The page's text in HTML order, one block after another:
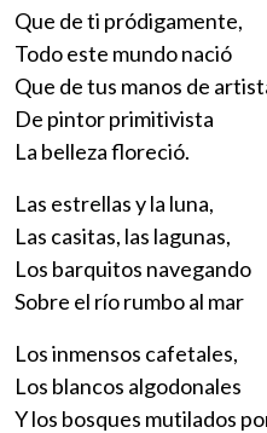
Que de ti pródigamente,
Todo este mundo nació
Que de tus manos de
De pintor primitivista
La belleza floreció.
Las estrellas y la luna,
Las casitas, las lagunas,
Los barquitos navegando
Sobre el río rumbo al mar
Los inmensos cafetales,
Los blancos algodonales
Y los bosques mutilados